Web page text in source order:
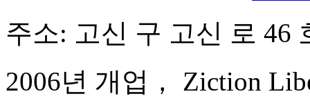
주소: 고신 구 고신 로 46
2006년 개업， Ziction